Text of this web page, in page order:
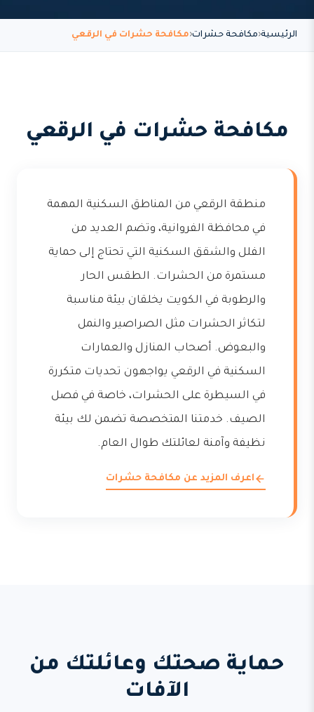
الرئيسية مكافحة حشرات مكافحة حشرات في الرقعي
مكافحة حشرات في الرقعي
منطقة الرقعي من المناطق السكنية المهمة
في محافظة الفروانية، وتضم العديد من
الفلل والشقق السكنية التي تحتاج إلى حماية
مستمرة من الحشرات. الطقس الحار
والرطوبة في الكويت يخلقان بيئة مناسبة
لتكاثر الحشرات مثل الصراصير والنمل
والبعوض. أصحاب المنازل والعمارات
السكنية في الرقعي يواجهون تحديات متكررة
في السيطرة على الحشرات، خاصة في فصل
الصيف. خدمتنا المتخصصة تضمن لك بيئة
نظيفة وآمنة لعائلتك طوال العام.
اعرف المزيد عن مكافحة حشرات
حماية صحتك وعائلتك من
الآفات